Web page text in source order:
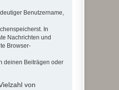
Benutzername,
In
Nachrichten und
Browser-
deinen Beiträgen oder
von